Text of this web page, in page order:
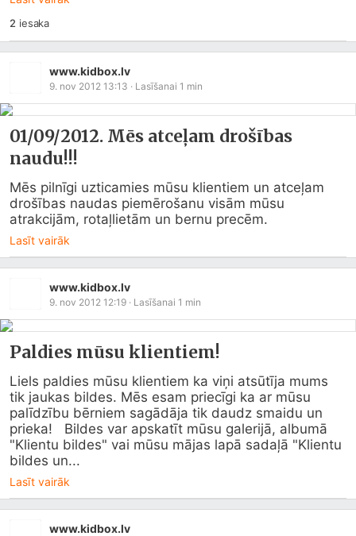
2 iesaka
www.kidbox.lv
9. nov 2012 13:13 · Lasīšanai 1 min
01/09/2012. Mēs atceļam drošības
naudu!!!
Mēs pilnīgi uzticamies mūsu klientiem un atceļam
drošības naudas piemērošanu visām mūsu
atrakcijām, rotaļlietām un bernu precēm.
Lasīt vairāk
www.kidbox.lv
9. nov 2012 12:19 · Lasīšanai 1 min
Paldies mūsu klientiem!
Liels paldies mūsu klientiem ka viņi atsūtīja mums
tik jaukas bildes. Mēs esam priecīgi ka ar mūsu
palīdzību bērniem sagādāja tik daudz smaidu un
prieka!   Bildes var apskatīt mūsu galerijā, albumā
"Klientu bildes" vai mūsu mājas lapā sadaļā "Klientu
bildes un...
Lasīt vairāk
www.kidbox.lv